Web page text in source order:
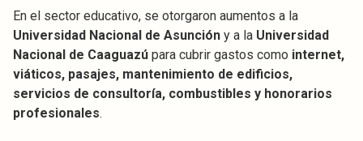
En el sector educativo, se otorgaron aumentos a la
Universidad Nacional de Asunción y a la Universidad
Nacional de Caaguazú para cubrir gastos como internet,
viáticos, pasajes, mantenimiento de edificios,
servicios de consultoría, combustibles y honorarios
profesionales.